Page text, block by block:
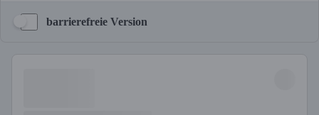
barrierefreie Version